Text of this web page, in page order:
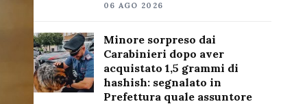
06 AGO 2026
Minore sorpreso dai
Carabinieri dopo aver
acquistato 1,5 grammi di
hashish: segnalato in
Prefettura quale assuntore